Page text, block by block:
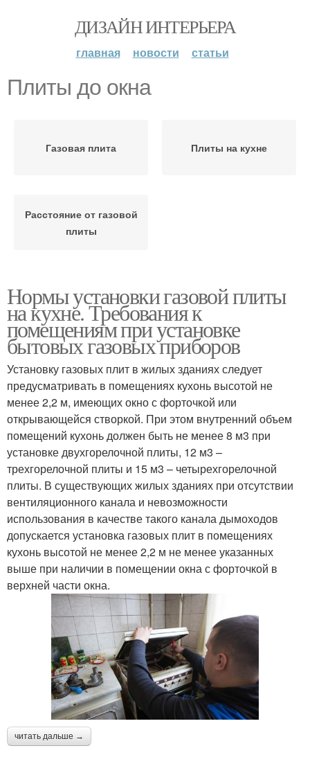
ДИЗАЙН ИНТЕРЬЕРА
главная новости статьи
Плиты до окна
Газовая плита Плиты на кухне
Расстояние от газовой
плиты
Нормы установки газовой плиты
на кухне. Требования к
помещениям при установке
бытовых газовых приборов
Установку газовых плит в жилых зданиях следует
предусматривать в помещениях кухонь высотой не
менее 2,2 м, имеющих окно с форточкой или
открывающейся створкой. При этом внутренний объем
помещений кухонь должен быть не менее 8 м3 при
установке двухгорелочной плиты, 12 м3 –
трехгорелочной плиты и 15 м3 – четырехгорелочной
плиты. В существующих жилых зданиях при отсутствии
вентиляционного канала и невозможности
использования в качестве такого канала дымоходов
допускается установка газовых плит в помещениях
кухонь высотой не менее 2,2 м не менее указанных
выше при наличии в помещении окна с форточкой в
верхней части окна.
читать дальше →